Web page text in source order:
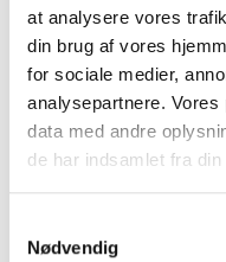
at analysere vores
din brug af vores
for sociale medier,
analysepartnere.
data med andre
de har indsamlet fra
Nødvendig